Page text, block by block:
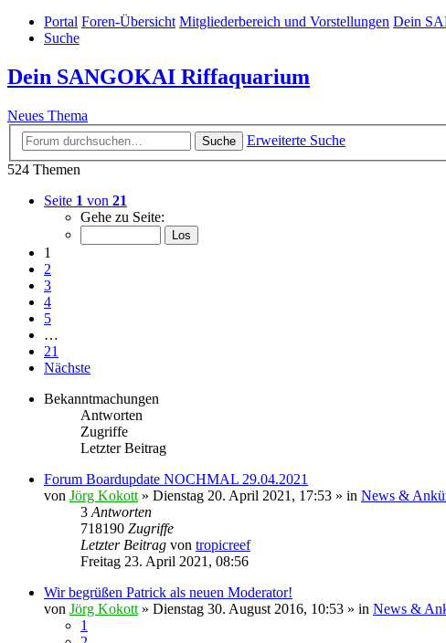
Portal Foren-Übersicht Mitgliederbereich und Vorstellungen Dein
Suche
Dein SANGOKAI Riffaquarium
Neues Thema
Suche
Erweiterte Suche
524 Themen
Seite 1 von 21
Gehe zu Seite:
1
2
3
4
5
…
21
Nächste
Bekanntmachungen
Antworten
Zugriffe
Letzter Beitrag
Forum Boardupdate NOCHMAL 29.04.2021
von Jörg Kokott » Dienstag 20. April 2021, 17:53 » in News &
3 Antworten
718190 Zugriffe
Letzter Beitrag von tropicreef
Freitag 23. April 2021, 08:56
Wir begrüßen Patrick als neuen Moderator!
von Jörg Kokott » Dienstag 30. August 2016, 10:53 » in News &
1